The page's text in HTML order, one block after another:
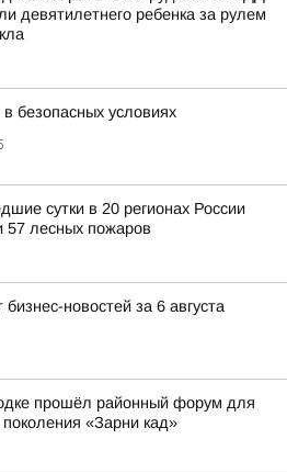
девятилетнего ребенка за рулем
безопасных условиях
сутки в 20 регионах России
57 лесных пожаров
новостей за 6 августа
прошёл районный форум для
«Зарни кад»